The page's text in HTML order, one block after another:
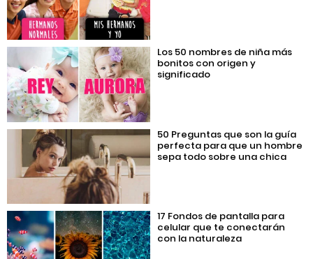
Los 50 nombres de niña más
bonitos con origen y
significado
50 Preguntas que son la guía
perfecta para que un hombre
sepa todo sobre una chica
17 Fondos de pantalla para
celular que te conectarán
con la naturaleza